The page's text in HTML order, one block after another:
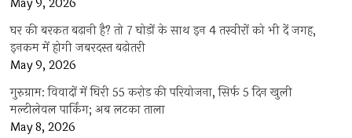
May 9, 2026
घर की बरकत बढ़ानी है? तो 7 घोड़ों के साथ इन 4 तस्वीरों को भी दें जगह,
इनकम में होगी जबरदस्त बढ़ोतरी
May 9, 2026
गुरुग्राम: विवादों में घिरी 55 करोड़ की परियोजना, सिर्फ 5 दिन खुली
मल्टीलेवल पार्किंग; अब लटका ताला
May 8, 2026